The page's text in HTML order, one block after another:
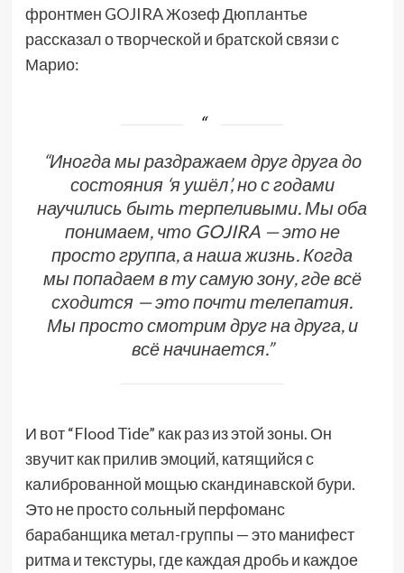
фронтмен GOJIRA Жозеф Дюплантье
рассказал о творческой и братской связи с
Марио:
“Иногда мы раздражаем друг друга до
состояния ‘я ушёл’, но с годами
научились быть терпеливыми. Мы оба
понимаем, что GOJIRA — это не
просто группа, а наша жизнь. Когда
мы попадаем в ту самую зону, где всё
сходится — это почти телепатия.
Мы просто смотрим друг на друга, и
всё начинается.”
И вот “Flood Tide” как раз из этой зоны. Он
звучит как прилив эмоций, катящийся с
калиброванной мощью скандинавской бури.
Это не просто сольный перфоманс
барабанщика метал-группы — это манифест
ритма и текстуры, где каждая дробь и каждое